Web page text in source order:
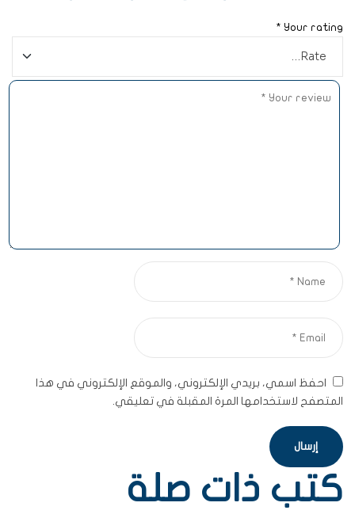
Your rating
*
احفظ اسمي، بريدي الإلكتروني، والموقع الإلكتروني في هذا
المتصفح لاستخدامها المرة المقبلة في تعليقي.
كتب ذات صلة